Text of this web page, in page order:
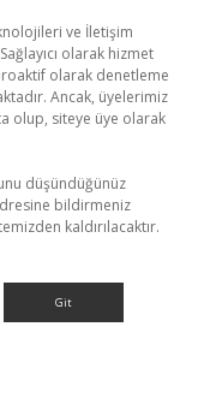
ve İletişim
olarak hizmet
olarak denetleme
Ancak, üyelerimiz
olup, siteye üye olarak
düşündüğünüz
bildirmeniz
kaldırılacaktır.